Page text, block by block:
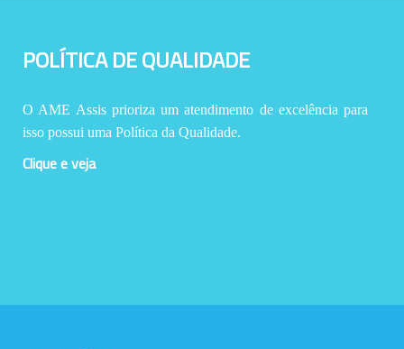
POLÍTICA DE QUALIDADE
O AME Assis prioriza um atendimento de excelência para
isso possui uma Política da Qualidade.
Clique e veja